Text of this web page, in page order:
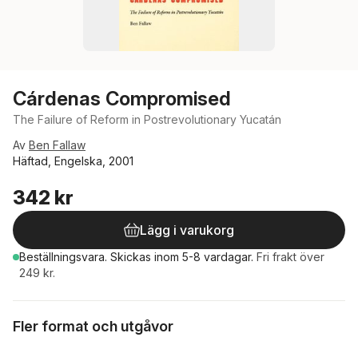
Cárdenas Compromised
The Failure of Reform in Postrevolutionary Yucatán
Av Ben Fallaw
Häftad, Engelska, 2001
342 kr
Lägg i varukorg
Beställningsvara. Skickas inom 5-8 vardagar. Fri frakt över
249 kr.
Fler format och utgåvor